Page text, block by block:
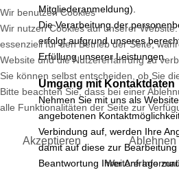
Mitgliederanmeldung).
Die Verarbeitung der
erfolgt aufgrund unseres
Erfüllung unserer Leistungen.
Umgang mit Kontaktdaten
Nehmen Sie mit uns als
angebotenen
Verbindung auf, werden Ihre
damit auf diese zur Bearbeitung
Beantwortung Ihrer Anfrage
Wir benutzen Cookies
Wir nutzen Cookies auf unserer
essenziell für den Betrieb der Seite,
Website und die Nutzererfahrung zu
Sie können selbst entscheiden, ob Sie
Bitte beachten Sie, dass bei einer
alle Funktionalitäten der Seite zur
Akzeptieren Ablehnen
Weitere